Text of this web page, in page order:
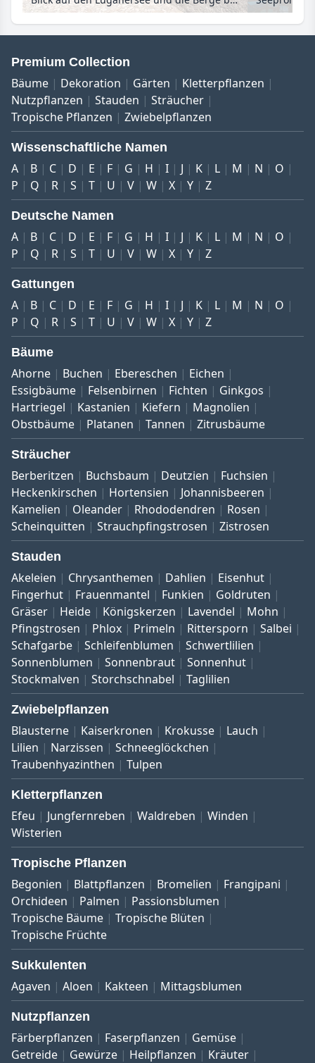
Premium Collection
Bäume Dekoration Gärten
Kletterpflanzen
Nutzpflanzen
Stauden
Sträucher
Tropische Pflanzen
Zwiebelpflanzen
Wissenschaftliche Namen
A B C D E F G H I J K L M N
O
P
Q R S T U V W X Y Z
Deutsche Namen
A B C D E F G H I J K L M N
O
P
Q R S T U V W X Y Z
Gattungen
A B C D E F G H I J K L M N
O
P
Q R S T U V W X Y Z
Bäume
Ahorne Buchen Ebereschen
Eichen
Essigbäume
Felsenbirnen Fichten
Ginkgos
Hartriegel
Kastanien Kiefern
Magnolien
Obstbäume
Platanen Tannen Zitrusbäume
Sträucher
Berberitzen Buchsbaum Deutzien
Fuchsien
Heckenkirschen
Hortensien
Johannisbeeren
Kamelien
Oleander Rhododendren
Rosen
Scheinquitten
Strauchpfingstrosen Zistrosen
Stauden
Akeleien Chrysanthemen Dahlien
Eisenhut
Fingerhut
Frauenmantel Funkien
Goldruten
Gräser
Heide Königskerzen Lavendel
Mohn
Pfingstrosen
Phlox Primeln Rittersporn
Salbei
Schafgarbe
Schleifenblumen
Schwertlilien
Sonnenblumen
Sonnenbraut
Sonnenhut
Stockmalven
Storchschnabel Taglilien
Zwiebelpflanzen
Blausterne Kaiserkronen Krokusse
Lauch
Lilien
Narzissen
Schneeglöckchen
Traubenhyazinthen
Tulpen
Kletterpflanzen
Efeu Jungfernreben Waldreben
Winden
Wisterien
Tropische Pflanzen
Begonien Blattpflanzen Bromelien
Frangipani
Orchideen
Palmen
Passionsblumen
Tropische Bäume
Tropische Blüten
Tropische Früchte
Sukkulenten
Agaven Aloen Kakteen Mittagsblumen
Nutzpflanzen
Färberpflanzen Faserpflanzen
Gemüse
Getreide
Gewürze Heilpflanzen
Kräuter